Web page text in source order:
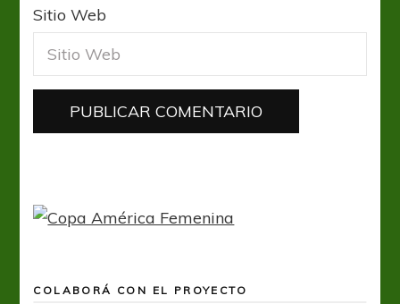
Sitio Web
COLABORÁ CON EL PROYECTO